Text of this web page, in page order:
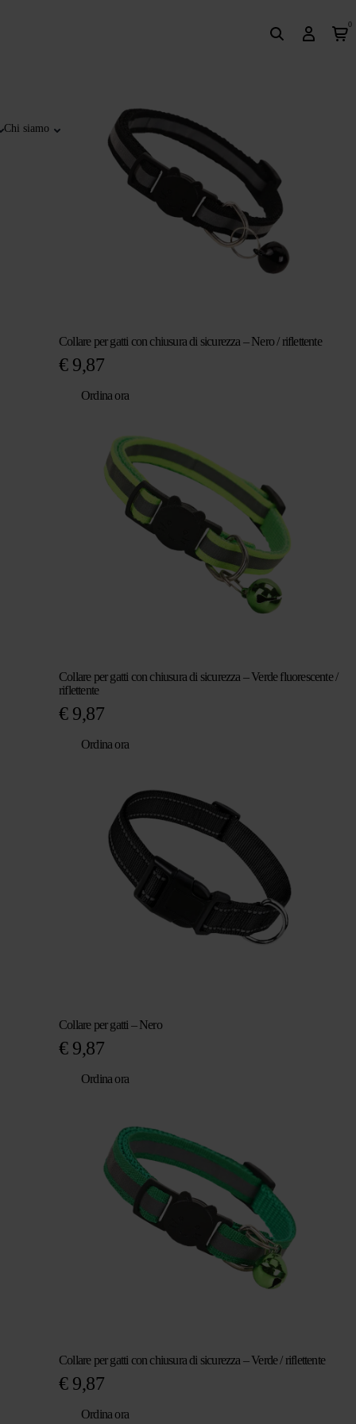
Chi siamo
0
Collare per gatti con chiusura di sicurezza – Nero / riflettente
€9,87
Ordina ora
Collare per gatti con chiusura di sicurezza – Verde fluorescente /
riflettente
€9,87
Ordina ora
Collare per gatti – Nero
€9,87
Ordina ora
Collare per gatti con chiusura di sicurezza – Verde / riflettente
€9,87
Ordina ora